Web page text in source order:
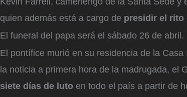
quien además está a cargo de presidir el rito
El funeral del papa será el sábado 26 de abril.
El pontífice murió en su residencia de la
la noticia a primera hora de la madrugada, el
siete días de luto en todo el país a partir de